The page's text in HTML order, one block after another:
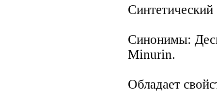
Синтетический
Синонимы:
Minurin.
Обладает